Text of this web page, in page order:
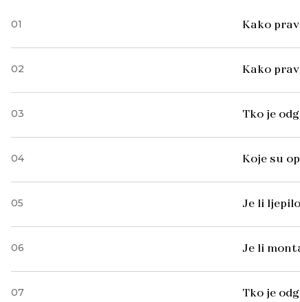
01 Kako
02 Kako
03 Tko je
04 Koje su
05 Je li
06 Je li
07 Tko je